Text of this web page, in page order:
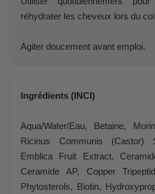
réhydrater les cheveux lors du
Agiter doucement avant emploi.
Ingrédients (INCI)
Aqua/Water/Eau, Betaine,
Ricinus Communis (Castor)
Emblica Fruit Extract,
Ceramide AP, Copper
Phytosterols, Biotin,